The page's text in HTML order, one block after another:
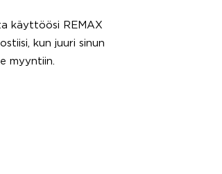
käyttöösi REMAX
kun juuri sinun
myyntiin.